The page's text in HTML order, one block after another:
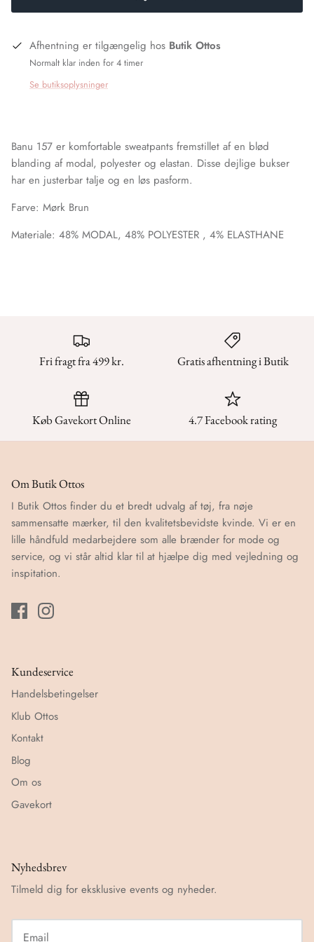
Afhentning er tilgængelig hos Butik Ottos
Normalt klar inden for 4 timer
Se butiksoplysninger
Banu 157 er komfortable sweatpants fremstillet af en blød
blanding af modal, polyester og elastan. Disse dejlige bukser
har en justerbar talje og en løs pasform.
Farve: Mørk Brun
Materiale: 48% MODAL, 48% POLYESTER , 4% ELASTHANE
Fri fragt fra 499 kr. Gratis afhentning i Butik
Køb Gavekort Online 4.7 Facebook rating
Om Butik Ottos
I Butik Ottos finder du et bredt udvalg af tøj, fra nøje
sammensatte mærker, til den kvalitetsbevidste kvinde. Vi er en
lille håndfuld medarbejdere som alle brænder for mode og
service, og vi står altid klar til at hjælpe dig med vejledning og
inspitation.
Kundeservice
Handelsbetingelser
Klub Ottos
Kontakt
Blog
Om os
Gavekort
Nyhedsbrev
Tilmeld dig for eksklusive events og nyheder.